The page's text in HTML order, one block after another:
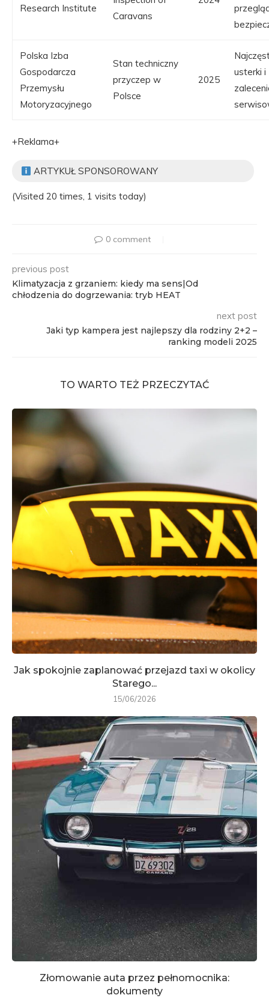
Research Institute
Caravans
Polska Izba
Gospodarcza
Przemysłu
Motoryzacyjnego
Stan techniczny
przyczep w
Polsce
2025
usterki i
+Reklama+
ARTYKUŁ SPONSOROWANY
(Visited 20 times, 1 visits today)
0 comment
previous post
Klimatyzacja z grzaniem: kiedy ma sens|Od
chłodzenia do dogrzewania: tryb HEAT
next post
Jaki typ kampera jest najlepszy dla rodziny 2+2 –
ranking modeli 2025
TO WARTO TEŻ PRZECZYTAĆ
Jak spokojnie zaplanować przejazd taxi w okolicy
Starego...
15/06/2026
Złomowanie auta przez pełnomocnika:
dokumenty